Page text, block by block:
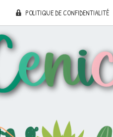
POLITIQUE DE CONFIDENTIALITÉ